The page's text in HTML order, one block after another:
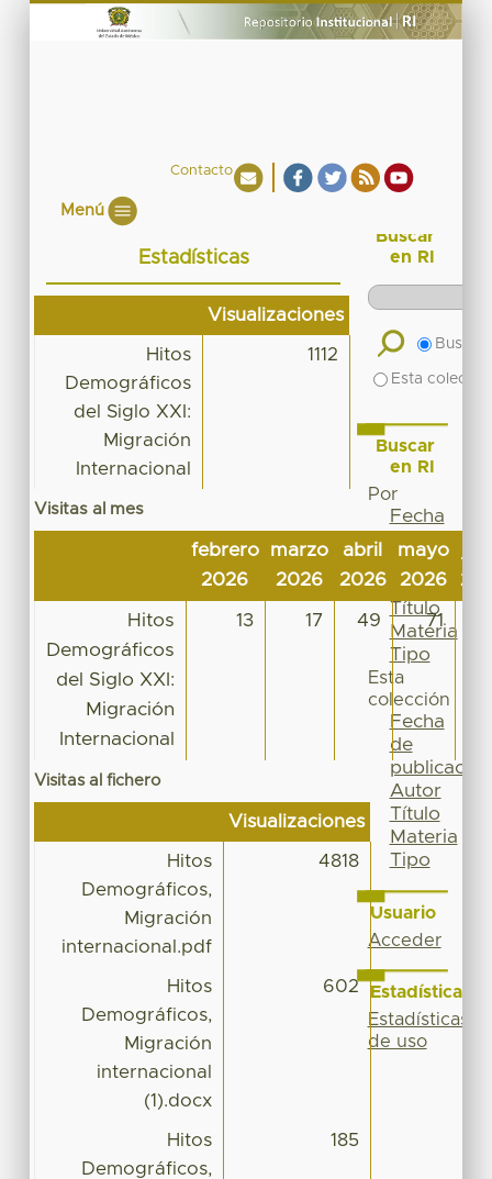
Contacto
Menú
Estadísticas
Visualizaciones
Hitos
Demográficos
del Siglo XXI:
Migración
Internacional
1112
Visitas al mes
febrero
2026
marzo
2026
abril
2026
mayo
2026
Hitos
Demográficos
del Siglo XXI:
Migración
Internacional
13 17 49 71
Visitas al fichero
Visualizaciones
Hitos
Demográficos,
Migración
internacional.pdf
4818
Hitos
Demográficos,
Migración
internacional
(1).docx
602
Hitos
Demográficos,
185
Buscar
en RI
Buscar
Esta
Buscar
en RI
Por
Fecha
publicación
Autor
Título
Materia
Tipo
Esta
colección
Fecha
de
publicación
Autor
Título
Materia
Tipo
Usuario
Acceder
Estadísticas
Estadísticas
de uso